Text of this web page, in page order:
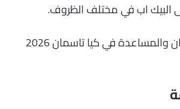
البيك اب في مختلف الظروف.
تنقسم أنظمة الأمان والمساعدة في كيا تاسمان 2026